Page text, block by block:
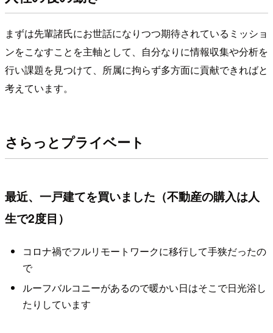
まずは先輩諸氏にお世話になりつつ期待されているミッショ
ンをこなすことを主軸として、自分なりに情報収集や分析を
行い課題を見つけて、所属に拘らず多方面に貢献できればと
考えています。
さらっとプライベート
最近、一戸建てを買いました（不動産の購入は人
生で2度目）
コロナ禍でフルリモートワークに移行して手狭だったの
で
ルーフバルコニーがあるので暖かい日はそこで日光浴し
たりしています